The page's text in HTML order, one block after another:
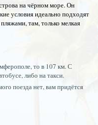
на чёрном море. Он
условия идеально подходят
там, только мелкая
то в 107 км. С
либо на такси.
поезда нет, вам придётся